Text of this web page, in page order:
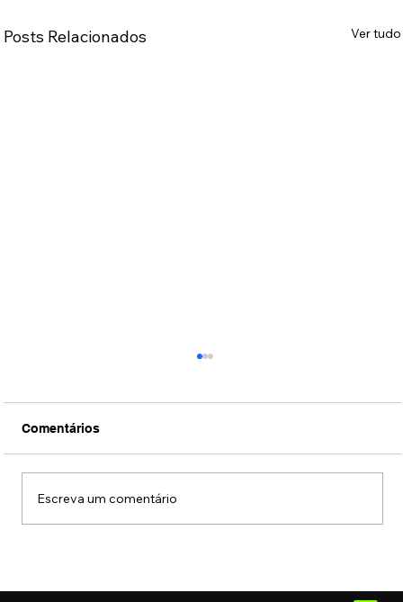
Posts Relacionados Ver tudo
Comentários
Escreva um comentário